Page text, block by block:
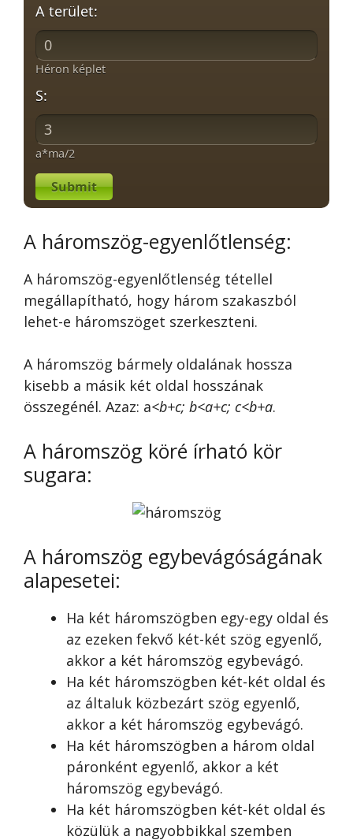
A terület:
Héron képlet
S:
a*ma/2
Submit
A háromszög-egyenlőtlenség:
A háromszög-egyenlőtlenség tétellel
megállapítható, hogy három szakaszból
lehet-e háromszöget szerkeszteni.
A háromszög bármely oldalának hossza
kisebb a másik két oldal hosszának
összegénél. Azaz: a<b+c; b<a+c; c<b+a.
A háromszög köré írható kör
sugara:
A háromszög egybevágóságának
alapesetei:
Ha két háromszögben egy-egy oldal és
az ezeken fekvő két-két szög egyenlő,
akkor a két háromszög egybevágó.
Ha két háromszögben két-két oldal és
az általuk közbezárt szög egyenlő,
akkor a két háromszög egybevágó.
Ha két háromszögben a három oldal
páronként egyenlő, akkor a két
háromszög egybevágó.
Ha két háromszögben két-két oldal és
közülük a nagyobbikkal szemben